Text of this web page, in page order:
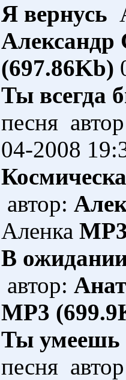
Я вернусь
Александр
(697.86Kb)
Ты всегда
песня
04-2008
автор:
Аленка
В
автор:
MP3
Ты умеешь
песня